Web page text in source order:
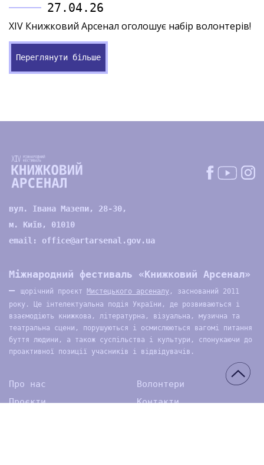
27.04.26
XIV Книжковий Арсенал оголошує набір волонтерів!
Переглянути більше
вул. Івана Мазепи, 28-30,
м. Київ, 01010
email: office@artarsenal.gov.ua
Міжнародний фестиваль «Книжковий Арсенал»
—
щорічний проєкт Мистецького арсеналу , заснований 2011
року. Це інтелектуальна подія України, де розвиваються і
взаємодіють книжкова, літературна, візуальна, музична та
театральна сцени, порушуються і осмислюються вагомі питання
буття людини, а також суспільства і культури, спонукаючи до
проактивної позиції учасників і відвідувачів.
Про нас
Проєкти
Волонтери
Контакти